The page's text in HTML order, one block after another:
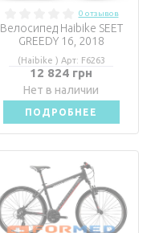
0 отзывов
Велосипед Haibike SEET
GREEDY 16, 2018
(Haibike ) Арт: F6263
12 824 грн
Нет в наличии
ПОДРОБНЕЕ